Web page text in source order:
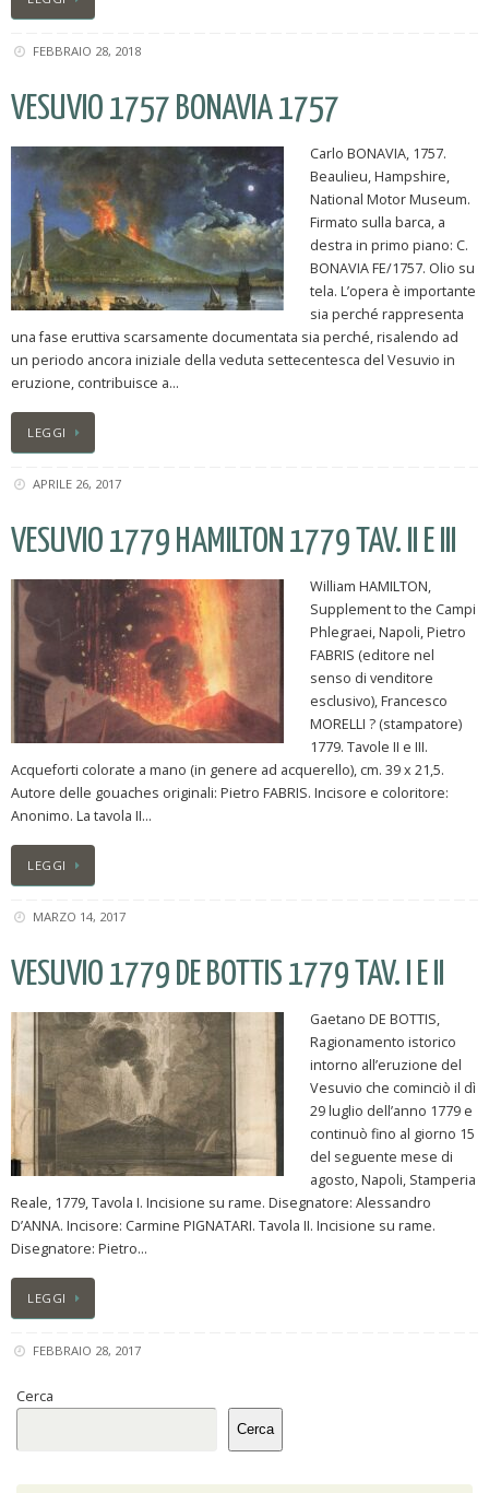
FEBBRAIO 28, 2018
VESUVIO 1757 BONAVIA 1757
Carlo BONAVIA, 1757.
Beaulieu, Hampshire,
National Motor Museum.
Firmato sulla barca, a
destra in primo piano: C.
BONAVIA FE/1757. Olio su
tela. L’opera è importante
sia perché rappresenta
una fase eruttiva scarsamente documentata sia perché, risalendo ad
un periodo ancora iniziale della veduta settecentesca del Vesuvio in
eruzione, contribuisce a…
LEGGI
APRILE 26, 2017
VESUVIO 1779 HAMILTON 1779 TAV. II E III
William HAMILTON,
Supplement to the Campi
Phlegraei, Napoli, Pietro
FABRIS (editore nel
senso di venditore
esclusivo), Francesco
MORELLI ? (stampatore)
1779. Tavole II e III.
Acqueforti colorate a mano (in genere ad acquerello), cm. 39 x 21,5.
Autore delle gouaches originali: Pietro FABRIS. Incisore e coloritore:
Anonimo. La tavola II…
LEGGI
MARZO 14, 2017
VESUVIO 1779 DE BOTTIS 1779 TAV. I E II
Gaetano DE BOTTIS,
Ragionamento istorico
intorno all’eruzione del
Vesuvio che cominciò il dì
29 luglio dell’anno 1779 e
continuò fino al giorno 15
del seguente mese di
agosto, Napoli, Stamperia
Reale, 1779, Tavola I. Incisione su rame. Disegnatore: Alessandro
D’ANNA. Incisore: Carmine PIGNATARI. Tavola II. Incisione su rame.
Disegnatore: Pietro…
LEGGI
FEBBRAIO 28, 2017
Cerca
Cerca